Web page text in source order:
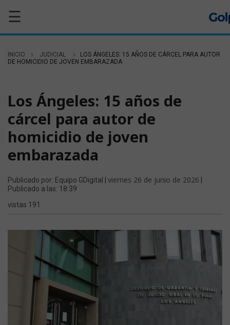
☰
INICIO JUDICIAL
LOS ÁNGELES: 15 AÑOS DE CÁRCEL PARA AUTOR
DE HOMICIDIO DE JOVEN EMBARAZADA
Los Ángeles: 15 años de
cárcel para autor de
homicidio de joven
embarazada
Publicado por: Equipo GDigital | viernes 26 de junio de 2026
Publicado a las: 18:39
vistas 191